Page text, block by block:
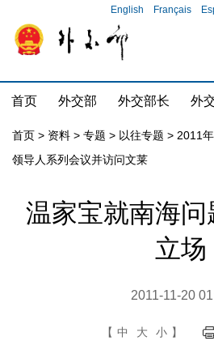
English Français
首页 外交部 外交部长 外
首页 > 资料 > 专题 > 以往专题 > 2011
领导人系列会议并访问文莱
温家宝就南海
立场
2011-11-20
【 中 大 小 】